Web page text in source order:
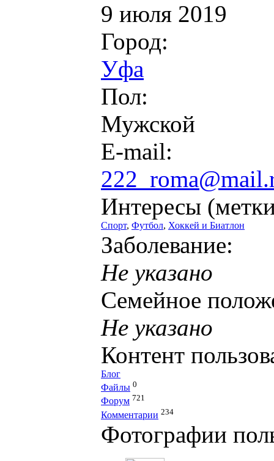
9 июля 2019
Город:
Уфа
Пол:
Мужской
E-mail:
Интересы
Спорт, Футбол, Хоккей и Биатлон
Заболевание:
Не указано
Семейное
Не указано
Контент
Блог
Файлы 0
Форум 721
Комментарии 234
Фотографии